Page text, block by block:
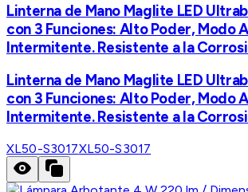
Linterna de Mano Maglite LED
con 3 Funciones: Alto Poder, Modo
Intermitente. Resistente a la
Linterna de Mano Maglite LED
con 3 Funciones: Alto Poder, Modo
Intermitente. Resistente a la
XL50-S3017XL50-S3017